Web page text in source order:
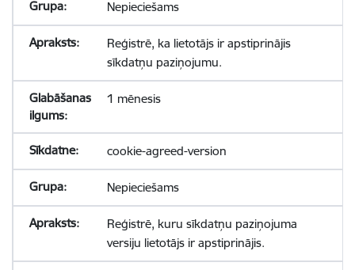
Nepieciešams
Reģistrē, ka lietotājs ir apstiprinājis
sīkdatņu paziņojumu.
1 mēnesis
cookie-agreed-version
Nepieciešams
Reģistrē, kuru sīkdatņu paziņojuma
versiju lietotājs ir apstiprinājis.